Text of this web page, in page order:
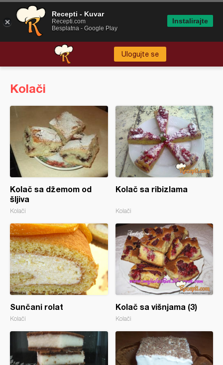
Ulogujte se
Kolači
Kolač sa džemom od
šljiva
Kolači
Kolač sa ribizlama
Kolači
Sunčani rolat
Kolači
Kolač sa višnjama (3)
Kolači
Recepti - Kuvar
Recepti.com
Besplatna - Google Play
Instalirajte